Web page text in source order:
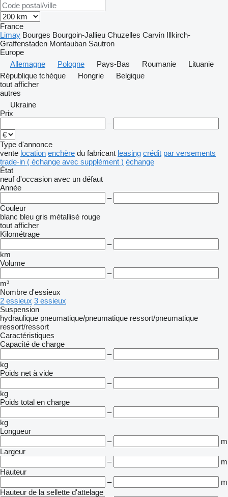
France
Limay Bourges Bourgoin-Jallieu Chuzelles Carvin Illkirch-
Graffenstaden Montauban Sautron
Europe
Allemagne
Pologne Pays-Bas Roumanie
Lituanie
République tchèque
Hongrie
Belgique
tout afficher
autres
Ukraine
Prix
–
Type d'annonce
vente location enchère du fabricant leasing crédit par versements
trade-in ( échange avec supplément ) échange
État
neuf d'occasion avec un défaut
Année
–
Couleur
blanc bleu gris métallisé rouge
tout afficher
Kilométrage
–
km
Volume
–
m³
Nombre d'essieux
2 essieux 3 essieux
Suspension
hydraulique pneumatique/pneumatique ressort/pneumatique
ressort/ressort
Caractéristiques
Capacité de charge
–
kg
Poids net à vide
–
kg
Poids total en charge
–
kg
Longueur
–
m
Largeur
–
m
Hauteur
–
m
Hauteur de la sellette d'attelage